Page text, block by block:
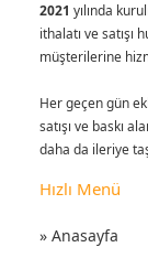
2021 yılında
ithalatı ve satışı
müşterilerine
Her geçen gün
satışı ve baskı
daha da ileriye
Hızlı Menü
» Anasayfa